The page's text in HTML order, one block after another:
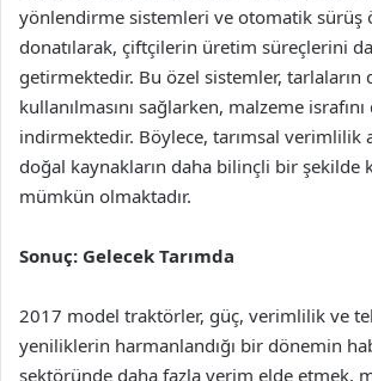
yönlendirme sistemleri ve otomatik sürüş
donatılarak, çiftçilerin üretim süreçlerini
getirmektedir. Bu özel sistemler, tarlaların
kullanılmasını sağlarken, malzeme
indirmektedir. Böylece, tarımsal verimlilik
doğal kaynakların daha bilinçli bir şekilde
mümkün olmaktadır.
Sonuç: Gelecek Tarımda
2017 model traktörler, güç, verimlilik ve
yeniliklerin harmanlandığı bir dönemin
sektöründe daha fazla verim elde etmek,